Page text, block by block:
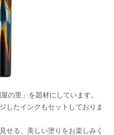
の色から着想を得た万年筆で
イメージした鮮やかな色と金色
す。
津大氏が担当。
、濃藍は「富嶽三十六景 神奈
の里」を題材にしています。
したインクもセットしておりま
せる、美しい塗りをお楽しみく